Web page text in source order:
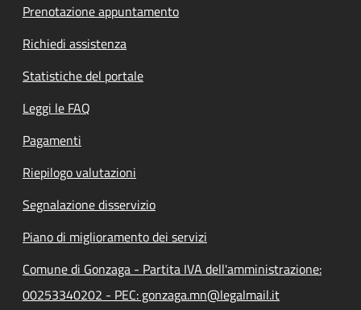
Prenotazione appuntamento
Richiedi assistenza
Statistiche del portale
Leggi le FAQ
Pagamenti
Riepilogo valutazioni
Segnalazione disservizio
Piano di miglioramento dei servizi
Comune di Gonzaga - Partita IVA dell'amministrazione:
00253340202 - PEC: gonzaga.mn@legalmail.it